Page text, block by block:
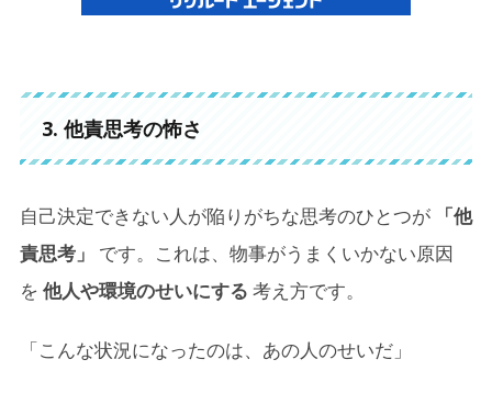
3. 他責思考の怖さ
自己決定できない人が陥りがちな思考のひとつが
「他
責思考」
です。これは、物事がうまくいかない原因
を 他人や環境のせいにする 考え方です。
「こんな状況になったのは、あの人のせいだ」